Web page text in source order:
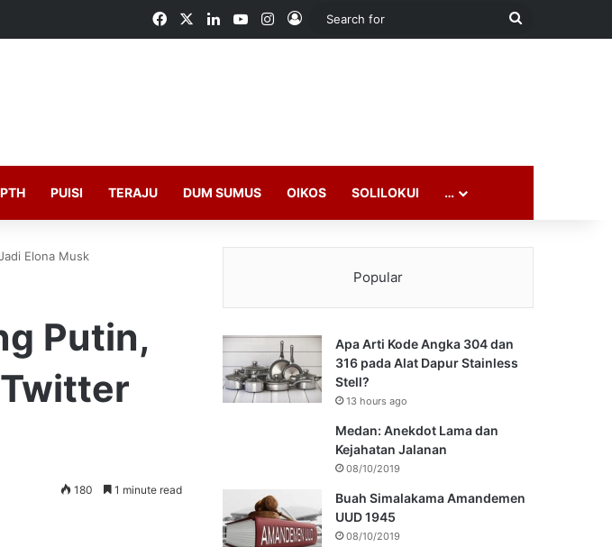
FacebookLinkedInYouTubeInstagram
Log In
Search
PUISI TERAJU DUM SUMUS OIKOS SOLILOKUI …
Elona Musk
Putin,
180 1 minute read
Popular
Apa Arti Kode Angka 304 dan
316 pada Alat Dapur Stainless
Stell?
13 hours ago
Medan: Anekdot Lama dan
Kejahatan Jalanan
08/10/2019
Buah Simalakama Amandemen
UUD 1945
08/10/2019